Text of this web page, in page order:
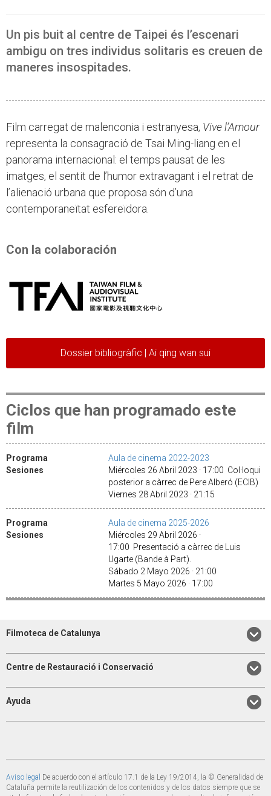
Un pis buit al centre de Taipei és l’escenari
ambigu on tres individus solitaris es creuen de
maneres insospitades.
Film carregat de malenconia i estranyesa, Vive l’Amour
representa la consagració de Tsai Ming-liang en el
panorama internacional: el temps pausat de les
imatges, el sentit de l’humor extravagant i el retrat de
l’alienació urbana que proposa són d’una
contemporaneïtat esfereïdora.
Con la colaboración
Dossier bibliogràfic | Ai qing wan sui
Ciclos que han programado este
film
Programa
Aula de cinema 2022-2023
Sesiones
Miércoles 26 Abril 2023 · 17:00 Col·loqui
posterior a càrrec de Pere Alberó (ECIB)
Viernes 28 Abril 2023 · 21:15
Programa
Aula de cinema 2025-2026
Sesiones
Miércoles 29 Abril 2026 ·
17:00 Presentació a càrrec de Luis
Ugarte (Bande à Part).
Sábado 2 Mayo 2026 · 21:00
Martes 5 Mayo 2026 · 17:00
Filmoteca de Catalunya
Centre de Restauració i Conservació
Ayuda
Aviso legal De acuerdo con el artículo 17.1 de la Ley 19/2014, la © Generalidad de
Cataluña permite la reutilización de los contenidos y de los datos siempre que se